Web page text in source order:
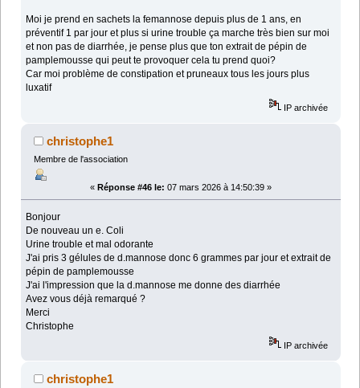
Moi je prend en sachets la femannose depuis plus de 1 ans, en
préventif 1 par jour et plus si urine trouble ça marche très bien sur moi
et non pas de diarrhée, je pense plus que ton extrait de pépin de
pamplemousse qui peut te provoquer cela tu prend quoi?
Car moi problème de constipation et pruneaux tous les jours plus
luxatif
IP archivée
christophe1
Membre de l'association
« Réponse #46 le: 07 mars 2026 à 14:50:39 »
Bonjour
De nouveau un e. Coli
Urine trouble et mal odorante
J'ai pris 3 gélules de d.mannose donc 6 grammes par jour et extrait de
pépin de pamplemousse
J'ai l'impression que la d.mannose me donne des diarrhée
Avez vous déjà remarqué ?
Merci
Christophe
IP archivée
christophe1